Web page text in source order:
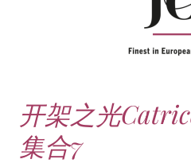
开架之光
集合7